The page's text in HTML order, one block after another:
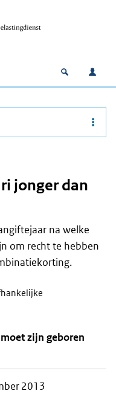
Open
jonger dan
na welke
om recht te hebben
zijn geboren
2013